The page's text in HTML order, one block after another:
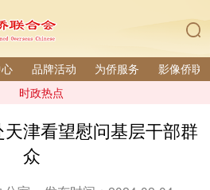
品牌活动 为侨服务 影像侨联
时政热点
津看望慰问基层干部群
众